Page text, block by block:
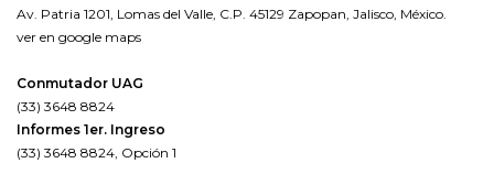
Av. Patria 1201, Lomas del Valle, C.P. 45129 Zapopan, Jalisco, México.
ver en google maps
Conmutador UAG
(33) 3648 8824
Informes 1er. Ingreso
(33) 3648 8824, Opción 1